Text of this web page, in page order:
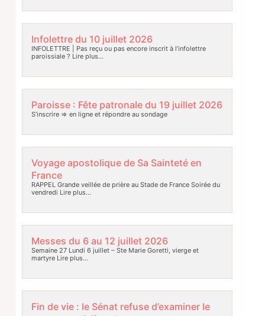
Infolettre du 10 juillet 2026
INFOLETTRE | Pas reçu ou pas encore inscrit à l’infolettre
paroissiale ? Lire plus…
Paroisse : Fête patronale du 19 juillet 2026
S’inscrire => en ligne et répondre au sondage
Voyage apostolique de Sa Sainteté en
France
RAPPEL Grande veillée de prière au Stade de France Soirée du
vendredi Lire plus…
Messes du 6 au 12 juillet 2026
Semaine 27 Lundi 6 juillet – Ste Marie Goretti, vierge et
martyreLire plus…
Fin de vie : le Sénat refuse d’examiner le